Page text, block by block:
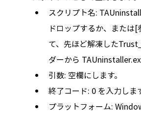
スクリプト名:
ドロップするか、または
て、先ほど解凍した
ダーから
引数: 空欄にします。
終了コード: 0 を入力しま
プラットフォーム: